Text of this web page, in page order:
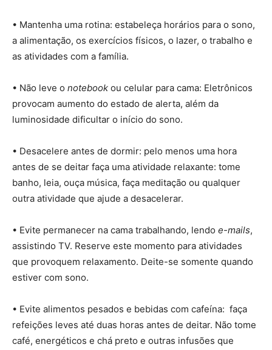
• Mantenha uma rotina: estabeleça horários para o sono,
a alimentação, os exercícios físicos, o lazer, o trabalho e
as atividades com a família.
• Não leve o notebook ou celular para cama: Eletrônicos
provocam aumento do estado de alerta, além da
luminosidade dificultar o início do sono.
• Desacelere antes de dormir: pelo menos uma hora
antes de se deitar faça uma atividade relaxante: tome
banho, leia, ouça música, faça meditação ou qualquer
outra atividade que ajude a desacelerar.
• Evite permanecer na cama trabalhando, lendo e-mails,
assistindo TV. Reserve este momento para atividades
que provoquem relaxamento. Deite-se somente quando
estiver com sono.
• Evite alimentos pesados e bebidas com cafeína: faça
refeições leves até duas horas antes de deitar. Não tome
café, energéticos e chá preto e outras infusões que